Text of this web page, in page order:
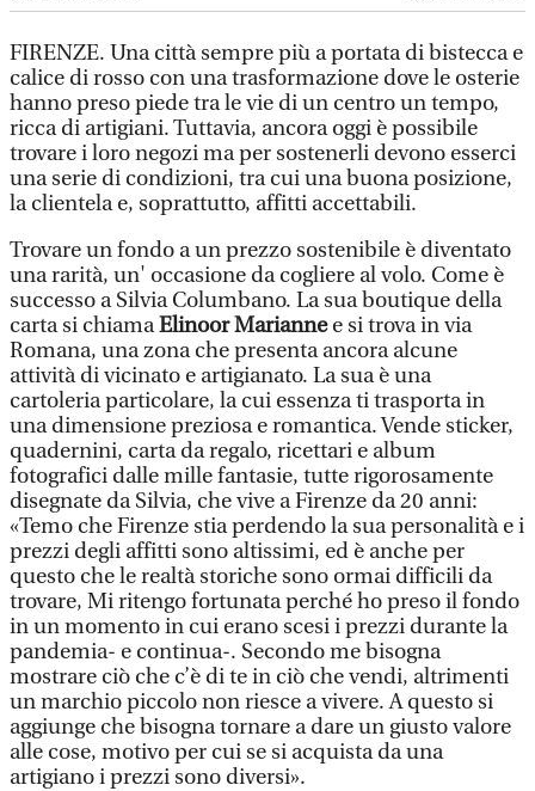
FIRENZE. Una città sempre più a portata di bistecca e
calice di rosso con una trasformazione dove le osterie
hanno preso piede tra le vie di un centro un tempo,
ricca di artigiani. Tuttavia, ancora oggi è possibile
trovare i loro negozi ma per sostenerli devono esserci
una serie di condizioni, tra cui una buona posizione,
la clientela e, soprattutto, affitti accettabili.
Trovare un fondo a un prezzo sostenibile è diventato
una rarità, un' occasione da cogliere al volo. Come è
successo a Silvia Columbano. La sua boutique della
carta si chiamaElinoor Mariannee si trova in via
Romana, una zona che presenta ancora alcune
attività di vicinato e artigianato. La sua è una
cartoleria particolare, la cui essenza ti trasporta in
una dimensione preziosa e romantica. Vende sticker,
quadernini, carta da regalo, ricettari e album
fotografici dalle mille fantasie, tutte rigorosamente
disegnate da Silvia, che vive a Firenze da 20 anni:
«Temo che Firenze stia perdendo la sua personalità e i
prezzi degli affitti sono altissimi, ed è anche per
questo che le realtà storiche sono ormai difficili da
trovare, Mi ritengo fortunata perché ho preso il fondo
in un momento in cui erano scesi i prezzi durante la
pandemia- e continua-. Secondo me bisogna
mostrare ciò che c’è di te in ciò che vendi, altrimenti
un marchio piccolo non riesce a vivere. A questo si
aggiunge che bisogna tornare a dare un giusto valore
alle cose, motivo per cui se si acquista da una
artigiano i prezzi sono diversi».